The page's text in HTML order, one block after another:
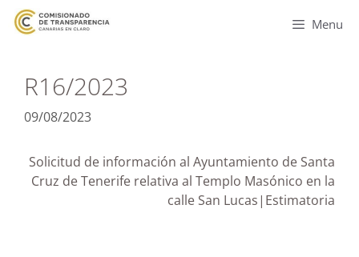
Menu
R16/2023
09/08/2023
Solicitud de información al Ayuntamiento de Santa
Cruz de Tenerife relativa al Templo Masónico en la
calle San Lucas|Estimatoria